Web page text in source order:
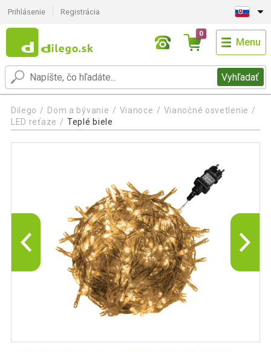
Prihlásenie Registrácia
Vyhľadať
0
Menu
Dilego Dom a bývanie Vianoce
Vianočné osvetlenie
LED reťaze
Teplé biele